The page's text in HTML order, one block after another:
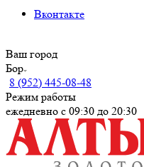
Вконтакте
Ваш город
Бор
8 (952) 445-08-48
Режим работы
ежедневно с 09:30 до 20:30